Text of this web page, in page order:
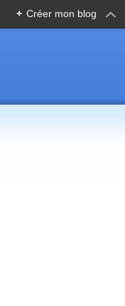
+ Créer mon blog